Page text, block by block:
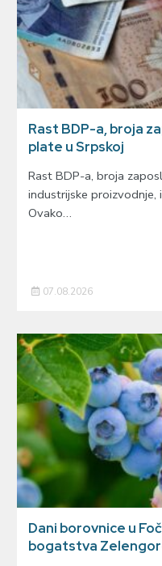
Rast BDP-a, broja
plate u Srpskoj
Rast BDP-a, broja
industrijske proizvodnje,
Ovako…
07.08.2026
Dani borovnice u
bogatstva